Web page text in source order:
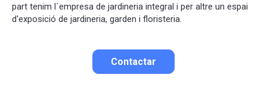
part tenim l´empresa de jardineria integral i per altre un espai
d'exposició de jardineria, garden i floristeria.
Contactar